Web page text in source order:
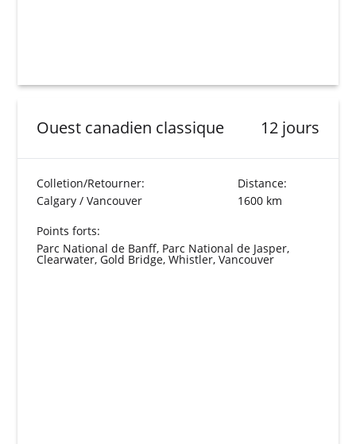
Ouest canadien classique 12 jours
Colletion/Retourner:
Calgary / Vancouver
Distance:
1600 km
Points forts:
Parc National de Banff, Parc National de Jasper,
Clearwater, Gold Bridge, Whistler, Vancouver